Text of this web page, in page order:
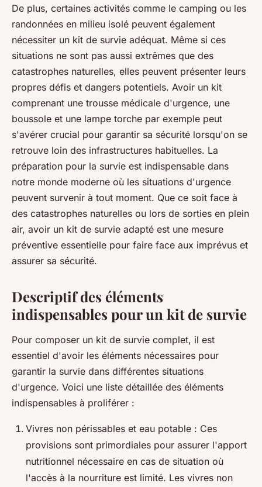
De plus, certaines activités comme le camping ou les
randonnées en milieu isolé peuvent également
nécessiter un kit de survie adéquat. Même si ces
situations ne sont pas aussi extrêmes que des
catastrophes naturelles, elles peuvent présenter leurs
propres défis et dangers potentiels. Avoir un kit
comprenant une trousse médicale d'urgence, une
boussole et une lampe torche par exemple peut
s'avérer crucial pour garantir sa sécurité lorsqu'on se
retrouve loin des infrastructures habituelles. La
préparation pour la survie est indispensable dans
notre monde moderne où les situations d'urgence
peuvent survenir à tout moment. Que ce soit face à
des catastrophes naturelles ou lors de sorties en plein
air, avoir un kit de survie adapté est une mesure
préventive essentielle pour faire face aux imprévus et
assurer sa sécurité.
Descriptif des éléments
indispensables pour un kit de survie
Pour composer un kit de survie complet, il est
essentiel d'avoir les éléments nécessaires pour
garantir la survie dans différentes situations
d'urgence. Voici une liste détaillée des éléments
indispensables à proliférer :
Vivres non périssables et eau potable : Ces
provisions sont primordiales pour assurer l'apport
nutritionnel nécessaire en cas de situation où
l'accès à la nourriture est limité. Les vivres non